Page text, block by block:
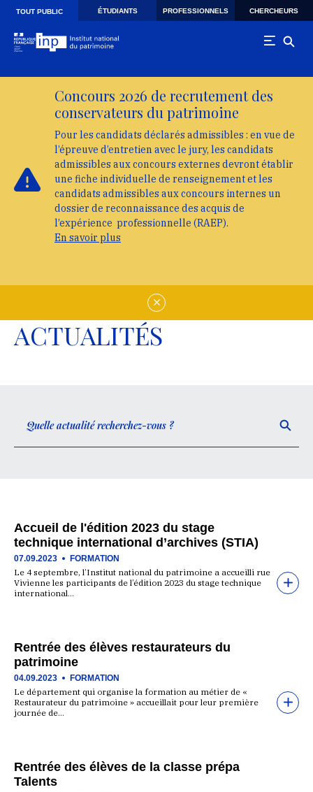
Skip to main navigation
Aller au contenu principal
TOUT PUBLIC ÉTUDIANTS PROFESSIONNELS CHERCHEURS
Concours 2026 de recrutement des
conservateurs du patrimoine
Pour les candidats déclarés admissibles : en vue de
l’épreuve d’entretien avec le jury, les candidats
admissibles aux concours externes devront établir
une fiche individuelle de renseignement et les
candidats admissibles aux concours internes un
dossier de reconnaissance des acquis de
l’expérience professionnelle (RAEP).
En savoir plus
ACTUALITÉS
Accueil de l'édition 2023 du stage
technique international d’archives (STIA)
07.09.2023 FORMATION
Le 4 septembre, l’Institut national du patrimoine a accueilli rue
Vivienne les participants de l’édition 2023 du stage technique
international…
Rentrée des élèves restaurateurs du
patrimoine
04.09.2023 FORMATION
Le département qui organise la formation au métier de «
Restaurateur du patrimoine » accueillait pour leur première
journée de…
Rentrée des élèves de la classe prépa
Talents